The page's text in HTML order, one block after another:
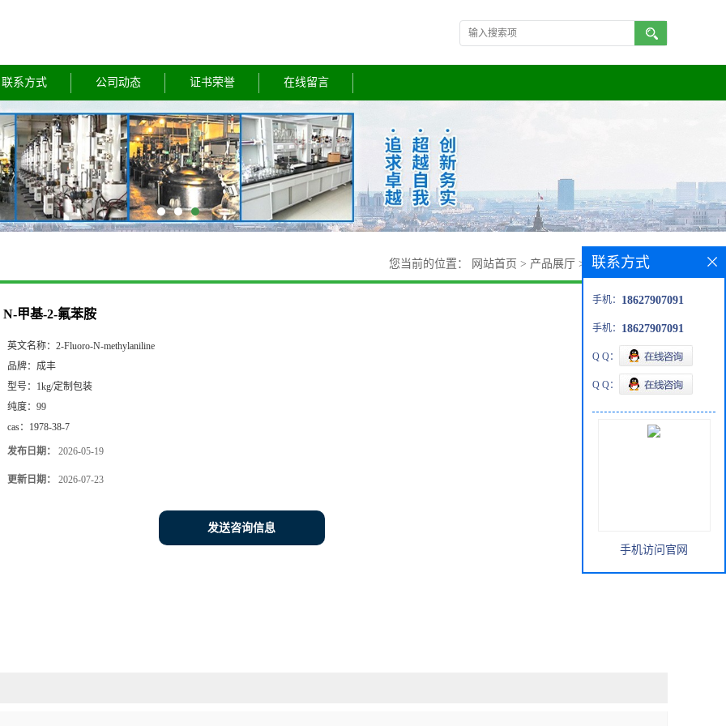
联系方式 公司动态 证书荣誉 在线留言
您当前的位置： 网站首页 > 产品展厅 > N-甲基-2-氟苯胺
N-甲基-2-氟苯胺
英文名称： 2-Fluoro-N-methylaniline
品牌： 成丰
型号： 1kg/定制包装
纯度： 99
cas： 1978-38-7
发布日期： 2026-05-19
更新日期： 2026-07-23
发送咨询信息
联系方式
手机： 18627907091
手机： 18627907091
Q Q：
Q Q：
手机访问官网